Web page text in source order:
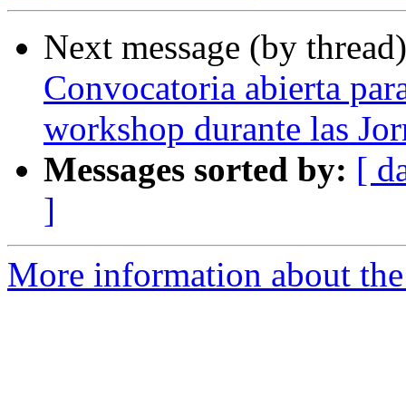
Next message (by
Convocatoria abierta
workshop durante las
Messages sorted by: [
]
More information about